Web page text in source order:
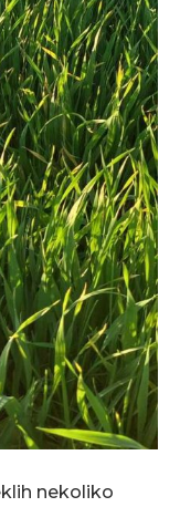
nekoliko